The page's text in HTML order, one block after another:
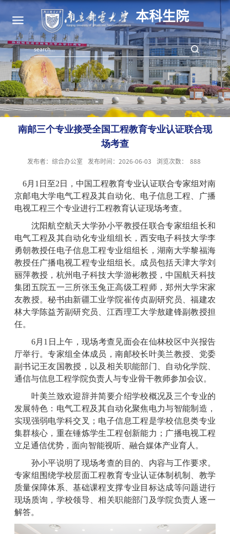
本科生院
南邮三个专业接受全国工程教育专业认证联合现
场考查
发布者：综合办公室 发布时间：2026-06-03 浏览次数： 888
6月1日至2日，中国工程教育专业认证联合专家组对南
京邮电大学电气工程及其自动化、电子信息工程、广播
电视工程三个专业进行工程教育认证现场考查。
沈阳航空航天大学孙小平教授任联合专家组组长和
电气工程及其自动化专业组组长，西安电子科技大学李
勇朝教授任电子信息工程专业组组长，湖南大学黎福海
教授任广播电视工程专业组组长。成员包括天津大学刘
丽萍教授，杭州电子科技大学游彬教授，中国航天科技
集团五院五一三所张玉兔正高级工程师，郑州大学宋家
友教授。秘书由新疆工业学院崔传贞副研究员、福建农
林大学陈益芳副研究员、江西理工大学敖建锋副教授担
任。
6月1日上午，现场考查见面会在仙林校区中兴报告
厅举行。专家组全体成员，南邮校长叶美兰教授、党委
副书记王友国教授，以及相关职能部门、自动化学院、
通信与信息工程学院负责人与专业骨干教师参加会议。
叶美兰致欢迎辞并简要介绍学校概况及三个专业的
发展特色：电气工程及其自动化聚焦电力与智能制造，
实现强弱电学科交叉；电子信息工程是学校信息类专业
集群核心，重在锤炼学生工程创新能力；广播电视工程
立足通信优势，面向智能视听、融合媒体产业育人。
孙小平说明了现场考查的目的、内容与工作要求。
专家组围绕学校层面工程教育专业认证体制机制、教学
质量保障体系、基础课程支撑专业目标达成等问题进行
现场质询，学校领导、相关职能部门及学院负责人逐一
解答。